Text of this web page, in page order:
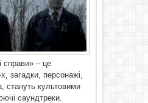
справи» – це
загадки, персонажі,
стануть культовими
саундтреки.